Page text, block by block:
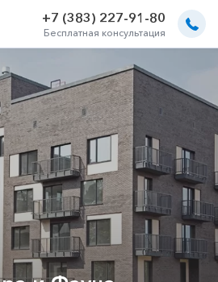
+7 (383) 227-91-80
Бесплатная консультация